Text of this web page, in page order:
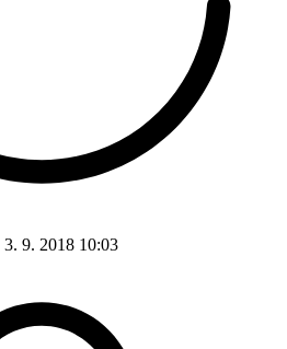
3. 9. 2018 10:03